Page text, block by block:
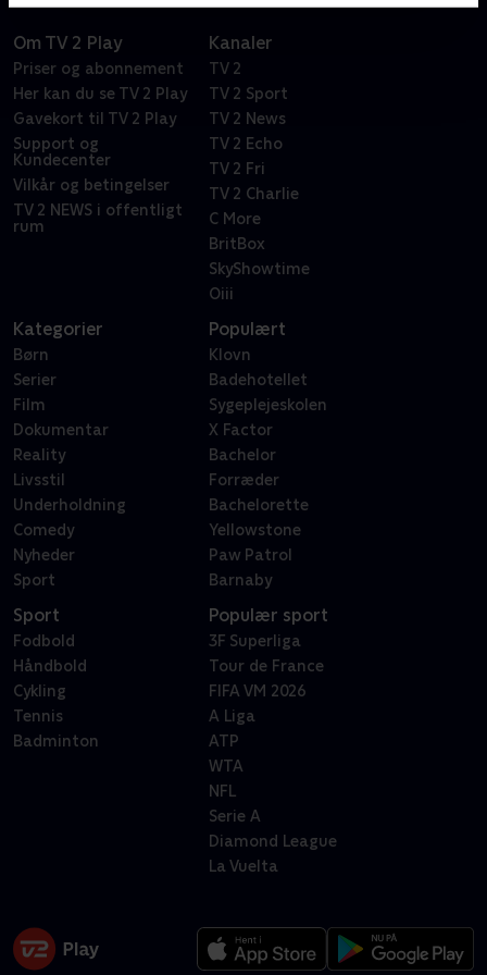
Om TV 2 Play
Priser og abonnement
Her kan du se TV 2 Play
Gavekort til TV 2 Play
Support og
Kundecenter
Vilkår og betingelser
TV 2 NEWS i offentligt
rum
Kanaler
TV 2
TV 2 Sport
TV 2 News
TV 2 Echo
TV 2 Fri
TV 2 Charlie
C More
BritBox
SkyShowtime
Oiii
Kategorier
Børn
Serier
Film
Dokumentar
Reality
Livsstil
Underholdning
Comedy
Nyheder
Sport
Populært
Klovn
Badehotellet
Sygeplejeskolen
X Factor
Bachelor
Forræder
Bachelorette
Yellowstone
Paw Patrol
Barnaby
Sport
Fodbold
Håndbold
Cykling
Tennis
Badminton
Populær sport
3F Superliga
Tour de France
FIFA VM 2026
A Liga
ATP
WTA
NFL
Serie A
Diamond League
La Vuelta